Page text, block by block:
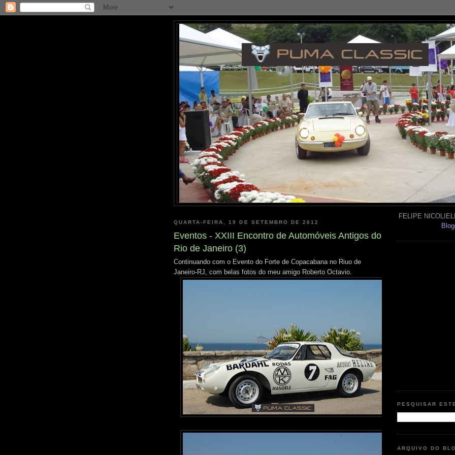
QUARTA-FEIRA, 19 DE SETEMBRO DE 2012
Eventos - XXIII Encontro de Automóveis Antigos do
Rio de Janeiro (3)
Continuando com o Evento do Forte de Copacabana no Riuo de
Janeiro-RJ, com belas fotos do meu amigo Roberto Octavio.
FELIPE
PESQUISAR
ARQUIVO DO